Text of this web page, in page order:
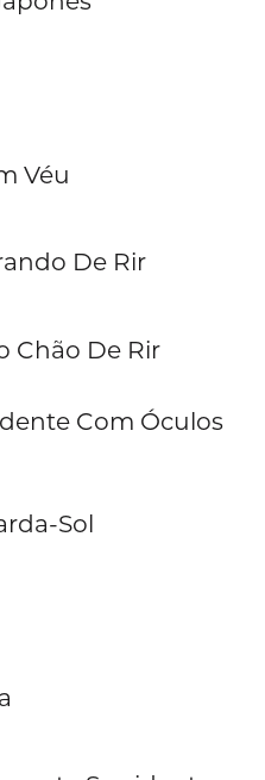
Véu
De Rir
Chão De Rir
Com Óculos
Sol